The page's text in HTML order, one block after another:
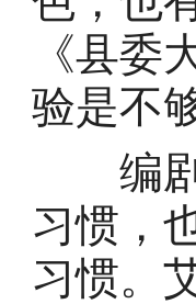
《县
验是不
编剧
习惯，
习惯。